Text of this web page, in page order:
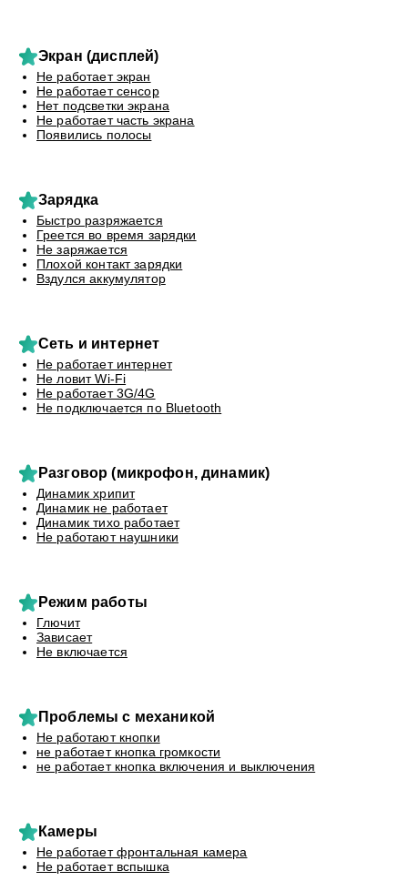
Экран (дисплей)
Не работает экран
Не работает сенсор
Нет подсветки экрана
Не работает часть экрана
Появились полосы
Зарядка
Быстро разряжается
Греется во время зарядки
Не заряжается
Плохой контакт зарядки
Вздулся аккумулятор
Сеть и интернет
Не работает интернет
Не ловит Wi-Fi
Не работает 3G/4G
Не подключается по Bluetooth
Разговор (микрофон, динамик)
Динамик хрипит
Динамик не работает
Динамик тихо работает
Не работают наушники
Режим работы
Глючит
Зависает
Не включается
Проблемы с механикой
Не работают кнопки
не работает кнопка громкости
не работает кнопка включения и выключения
Камеры
Не работает фронтальная камера
Не работает вспышка